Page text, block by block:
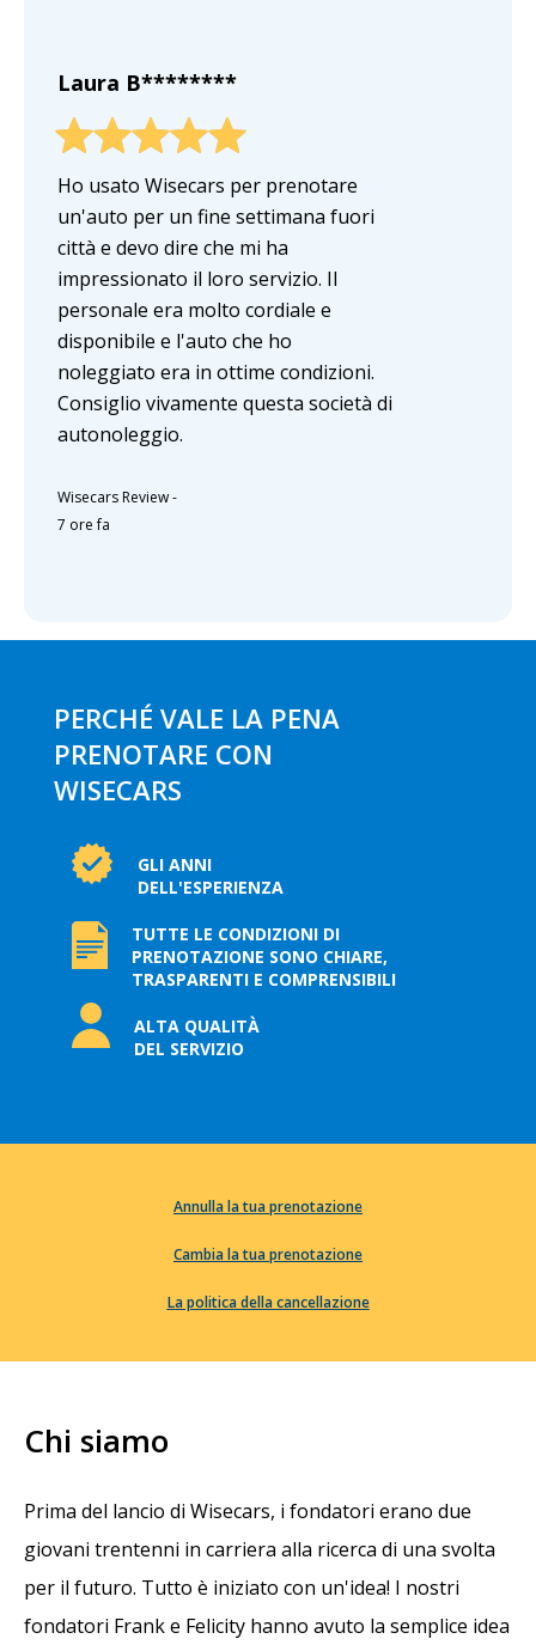
Laura B********
Ho usato Wisecars per prenotare
un'auto per un fine settimana fuori
città e devo dire che mi ha
impressionato il loro servizio. Il
personale era molto cordiale e
disponibile e l'auto che ho
noleggiato era in ottime condizioni.
Consiglio vivamente questa società di
autonoleggio.
Wisecars Review-
7 ore fa
PERCHÉ VALE LA PENA
PRENOTARE CON
WISECARS
GLI ANNI
DELL'ESPERIENZA
TUTTE LE CONDIZIONI DI
PRENOTAZIONE SONO CHIARE,
TRASPARENTI E COMPRENSIBILI
ALTA QUALITÀ
DEL SERVIZIO
Annulla la tua prenotazione
Cambia la tua prenotazione
La politica della cancellazione
Chi siamo
Prima del lancio di Wisecars, i fondatori erano due
giovani trentenni in carriera alla ricerca di una svolta
per il futuro. Tutto è iniziato con un'idea! I nostri
fondatori Frank e Felicity hanno avuto la semplice idea